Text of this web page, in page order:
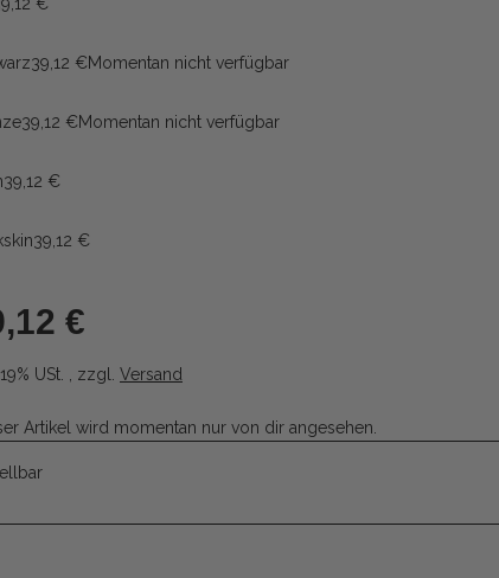
€
39,12 €Momentan nicht verfügbar
39,12 €Momentan nicht verfügbar
39,12 €
39,12 €
€
USt. , zzgl. Versand
Artikel wird momentan nur von dir angesehen.